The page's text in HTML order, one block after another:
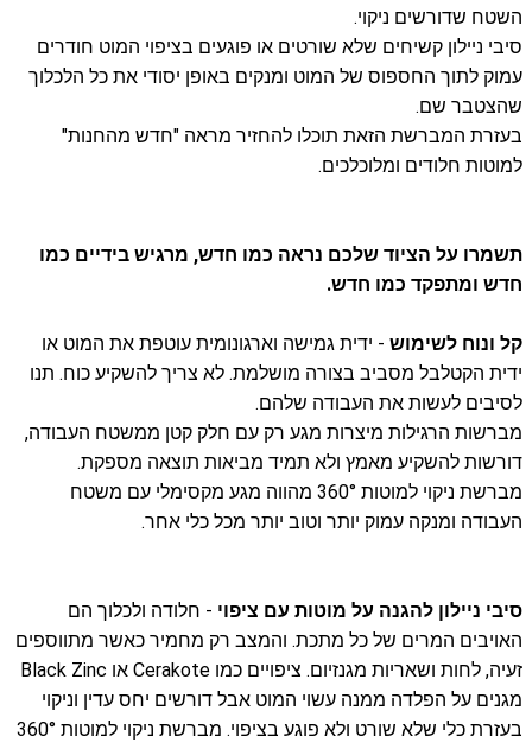
השטח שדורשים ניקוי.
סיבי ניילון קשיחים שלא שורטים או פוגעים בציפוי המוט חודרים
עמוק לתוך החספוס של המוט ומנקים באופן יסודי את כל הלכלוך
שהצטבר שם.
בעזרת המברשת הזאת תוכלו להחזיר מראה "חדש מהחנות"
למוטות חלודים ומלוכלכים.
תשמרו על הציוד שלכם נראה כמו חדש, מרגיש בידיים כמו
חדש ומתפקד כמו חדש.
קל ונוח לשימוש - ידית גמישה וארגונומית עוטפת את המוט או
ידית הקטלבל מסביב בצורה מושלמת. לא צריך להשקיע כוח. תנו
לסיבים לעשות את העבודה שלהם.
מברשות הרגילות מיצרות מגע רק עם חלק קטן ממשטח העבודה,
דורשות להשקיע מאמץ ולא תמיד מביאות תוצאה מספקת.
מברשת ניקוי למוטות 360°
מהווה מגע מקסימלי עם משטח
העבודה ומנקה עמוק יותר וטוב יותר מכל כלי אחר.
סיבי ניילון להגנה על מוטות עם ציפוי - חלודה ולכלוך הם
האויבים המרים של כל מתכת. והמצב רק מחמיר כאשר מתווספים
זעיה, לחות ושאריות מגנזיום. ציפויים כמו Cerakote או Black Zinc
מגנים על הפלדה ממנה עשוי המוט אבל דורשים יחס עדין וניקוי
בעזרת כלי שלא שורט ולא פוגע בציפוי. מברשת ניקוי למוטות 360°